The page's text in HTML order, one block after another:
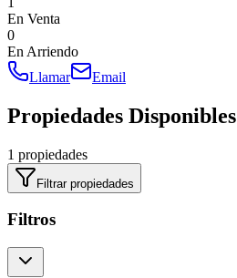
En Venta
0
En Arriendo
Llamar
Email
Propiedades Disponibles
1 propiedades
Filtrar propiedades
Filtros